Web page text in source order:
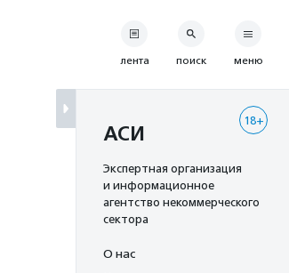
лента поиск меню
18+
АСИ
Экспертная организация
и информационное
агентство некоммерческого
сектора
О нас